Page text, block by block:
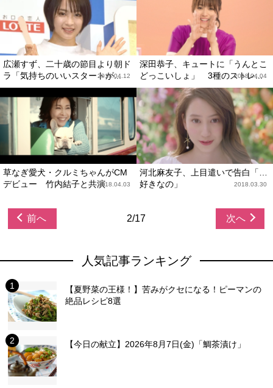
広瀬すず、二十歳の節目より朝ド
ラ「気持ちのいいスタートが...
2018.04.12
深田恭子、キュートに「うんとこ
どっこいしょ」 3種のストレ...
2018.04.04
草なぎ愛犬・クルミちゃんがCM
デビュー 竹内結子と共演2018.04.03
河北麻友子、上目遣いで告白「…
好きなの」
2018.03.30
前へ 2/17 次へ
人気記事ランキング
【夏野菜の王様！】苦みがクセになる！ピーマンの
絶品レシピ8選
【今日の献立】2026年8月7日(金)「鯛茶漬け」